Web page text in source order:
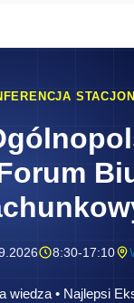
8:30-17:10
wiedza • Najlepsi